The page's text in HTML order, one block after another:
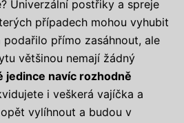
Univerzální postřiky a spreje
případech mohou vyhubit
podařilo přímo zasáhnout, ale
většinou nemají žádný
jedince navíc rozhodně
i veškerá vajíčka a
vylíhnout a budou v